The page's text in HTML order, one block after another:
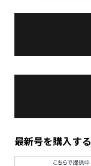
最新号を購入する